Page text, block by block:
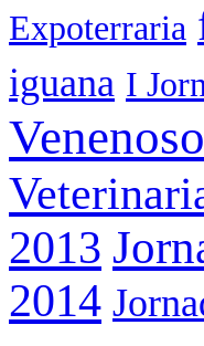
Expoterraria
iguana I
2013
2014